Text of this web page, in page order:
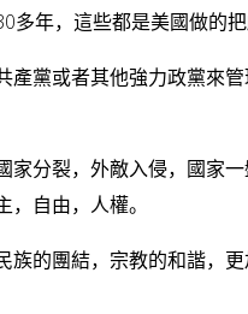
年，這些都是美國做的把
產黨或者其他強力政黨來
分裂，外敵入侵，國家
自由，人權。
族的團結，宗教的和諧，